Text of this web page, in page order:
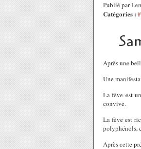
Publié par
Catégories :
Après une
Une
La fève est
convive.
La fève est
polyphénols,
Après cette